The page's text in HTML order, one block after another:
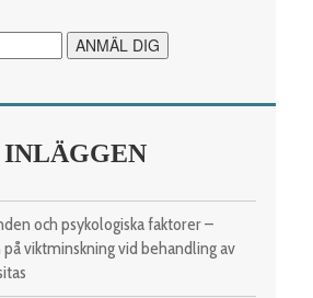
INLÄGGEN
och psykologiska faktorer –
på viktminskning vid behandling av